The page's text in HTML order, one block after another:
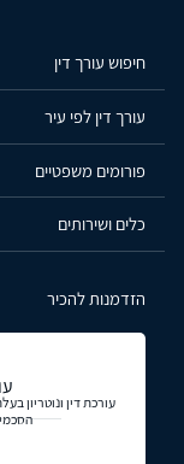
חיפוש עורך דין
עורך דין לפי עיר
פורומים משפטיים
כלים ושירותים
הזדמנות להכיר